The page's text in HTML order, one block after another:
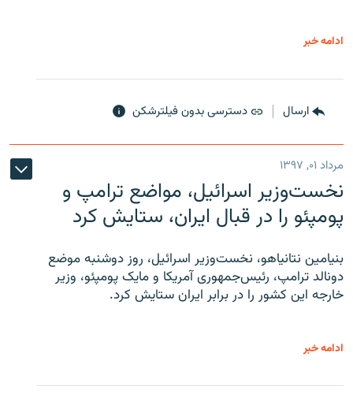
ادامه خبر
ارسال دسترسی بدون فیلترشکن
مرداد ۰۱, ۱۳۹۷
نخست‌وزیر اسرائیل، مواضع ترامپ و
پومپئو را در قبال ایران، ستایش کرد
بنیامین نتانیاهو، نخست‌وزیر اسرائیل، روز دوشنبه موضع
دونالد ترامپ، رئیس‌جمهوری آمریکا و مایک پومپئو، وزیر
خارجه این کشور را در برابر ایران ستایش کرد.
ادامه خبر